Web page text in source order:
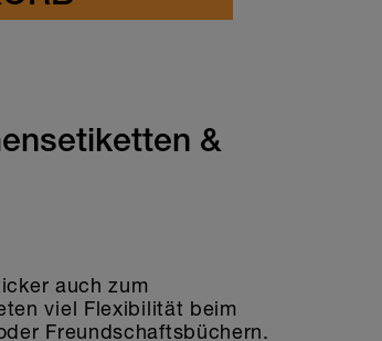
&
auch zum
viel Flexibilität beim
Freundschaftsbüchern.